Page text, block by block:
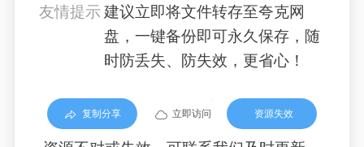
友情提示建议立即将文件转存至夸克网
盘，一键备份即可永久保存，随
时防丢失、防失效，更省心！
复制分享 立即访问 资源失效